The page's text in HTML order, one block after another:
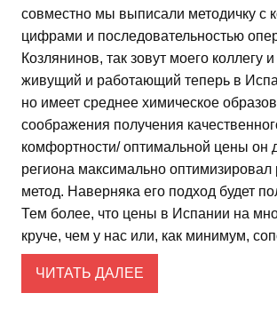
совместно мы выписали методичку с
цифрами и последовательностью
Козлянинов, так зовут моего коллегу
живущий и работающий теперь в
но имеет среднее химическое
соображения получения
комфортности/ оптимальной цены он
региона максимально оптимизировал
метод. Наверняка его подход будет
Тем более, что цены в Испании на
круче, чем у нас или, как минимум,
ЧИТАТЬ ДАЛЕЕ